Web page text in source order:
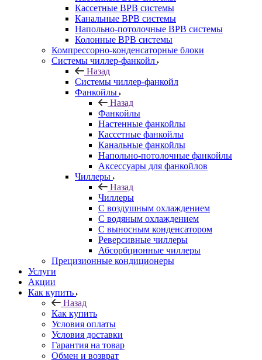
Кассетные ВРВ системы
Канальные ВРВ системы
Напольно-потолочные ВРВ системы
Колонные ВРВ системы
Компрессорно-конденсаторные блоки
Системы чиллер-фанкойл
Назад
Системы чиллер-фанкойл
Фанкойлы
Назад
Фанкойлы
Настенные фанкойлы
Кассетные фанкойлы
Канальные фанкойлы
Напольно-потолочные фанкойлы
Аксессуары для фанкойлов
Чиллеры
Назад
Чиллеры
С воздушным охлаждением
С водяным охлаждением
С выносным конденсатором
Реверсивные чиллеры
Абсорбционные чиллеры
Прецизионные кондиционеры
Услуги
Акции
Как купить
Назад
Как купить
Условия оплаты
Условия доставки
Гарантия на товар
Обмен и возврат